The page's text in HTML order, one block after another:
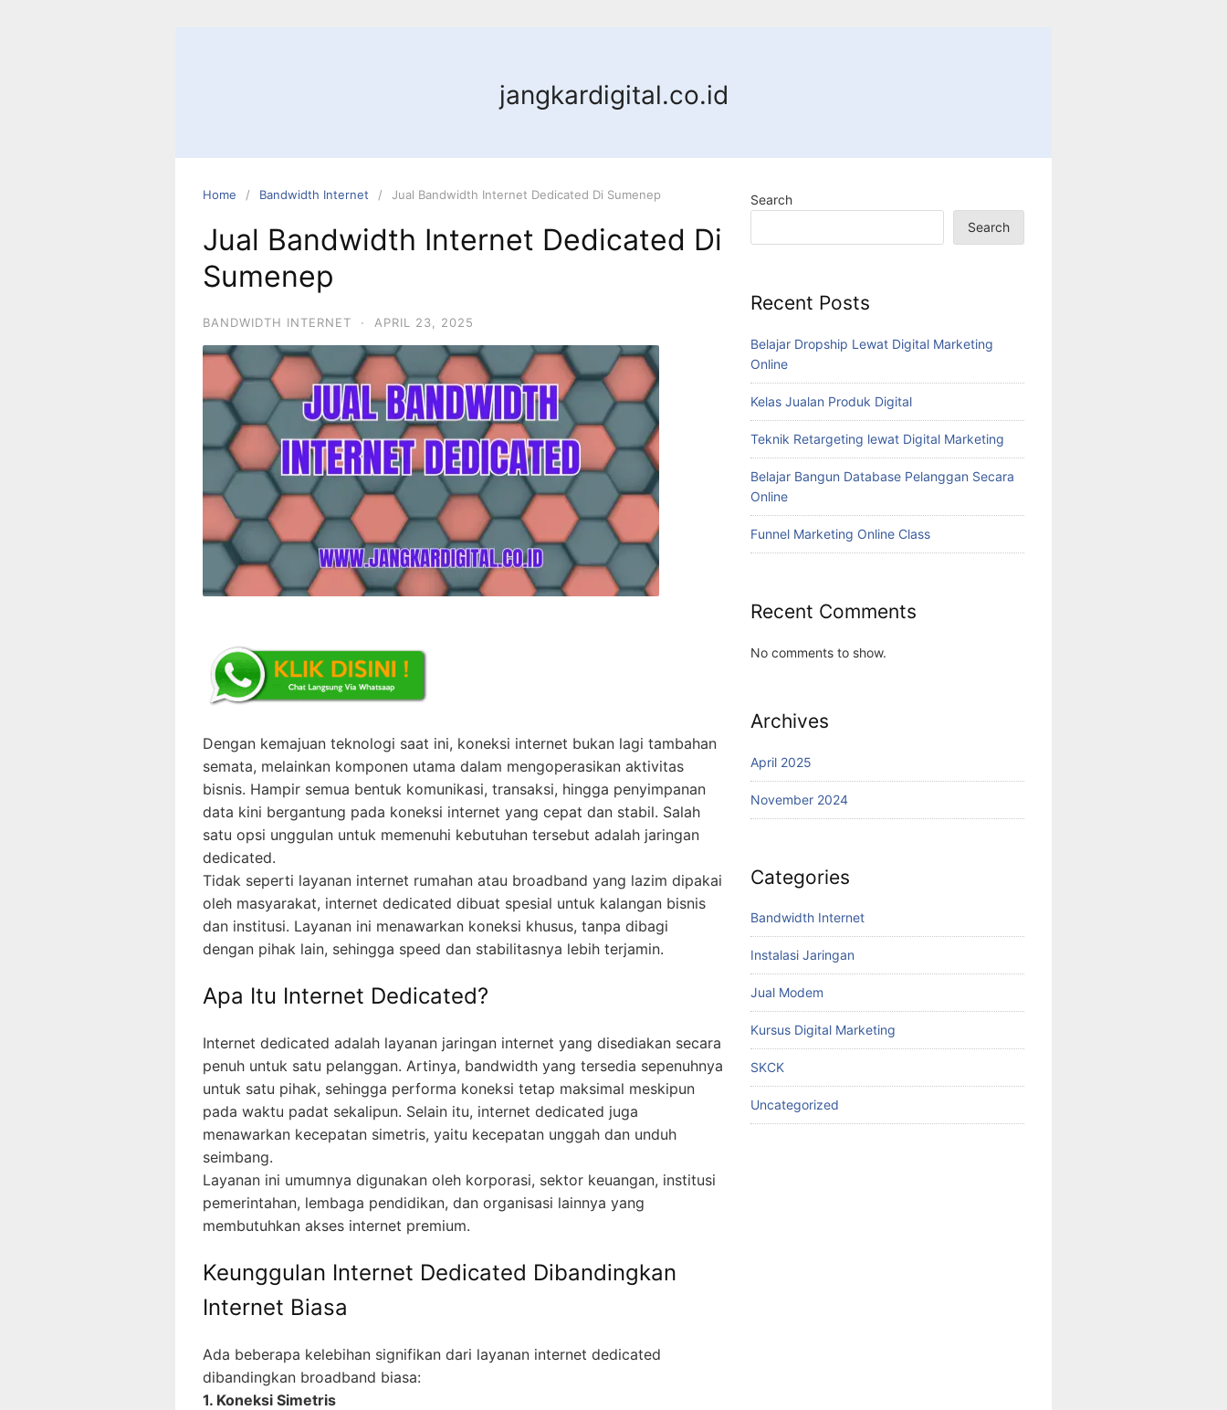
jangkardigital.co.id
Home Bandwidth Internet Jual Bandwidth Internet Dedicated Di Sumenep
Jual Bandwidth Internet Dedicated Di
Sumenep
BANDWIDTH INTERNET · APRIL 23, 2025
Dengan kemajuan teknologi saat ini, koneksi internet bukan lagi tambahan
semata, melainkan komponen utama dalam mengoperasikan aktivitas
bisnis. Hampir semua bentuk komunikasi, transaksi, hingga penyimpanan
data kini bergantung pada koneksi internet yang cepat dan stabil. Salah
satu opsi unggulan untuk memenuhi kebutuhan tersebut adalah jaringan
dedicated.
Tidak seperti layanan internet rumahan atau broadband yang lazim dipakai
oleh masyarakat, internet dedicated dibuat spesial untuk kalangan bisnis
dan institusi. Layanan ini menawarkan koneksi khusus, tanpa dibagi
dengan pihak lain, sehingga speed dan stabilitasnya lebih terjamin.
Apa Itu Internet Dedicated?
Internet dedicated adalah layanan jaringan internet yang disediakan secara
penuh untuk satu pelanggan. Artinya, bandwidth yang tersedia sepenuhnya
untuk satu pihak, sehingga performa koneksi tetap maksimal meskipun
pada waktu padat sekalipun. Selain itu, internet dedicated juga
menawarkan kecepatan simetris, yaitu kecepatan unggah dan unduh
seimbang.
Layanan ini umumnya digunakan oleh korporasi, sektor keuangan, institusi
pemerintahan, lembaga pendidikan, dan organisasi lainnya yang
membutuhkan akses internet premium.
Keunggulan Internet Dedicated Dibandingkan
Internet Biasa
Ada beberapa kelebihan signifikan dari layanan internet dedicated
dibandingkan broadband biasa:
1. Koneksi Simetris
Search
Search
Recent Posts
Belajar Dropship Lewat Digital Marketing
Online
Kelas Jualan Produk Digital
Teknik Retargeting lewat Digital Marketing
Belajar Bangun Database Pelanggan Secara
Online
Funnel Marketing Online Class
Recent Comments
No comments to show.
Archives
April 2025
November 2024
Categories
Bandwidth Internet
Instalasi Jaringan
Jual Modem
Kursus Digital Marketing
SKCK
Uncategorized